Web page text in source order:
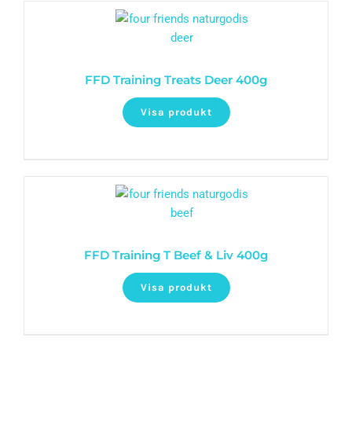
FFD Training Treats Deer 400g
Visa produkt
FFD Training T Beef & Liv 400g
Visa produkt